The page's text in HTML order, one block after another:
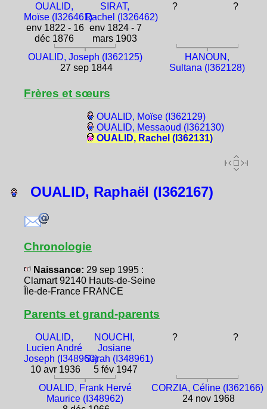
OUALID,
Moïse (I326461)
env 1822 - 16
déc 1876
SIRAT,
Rachel (I326462)
env 1824 - 7
mars 1903
? ?
OUALID, Joseph (I362125)
27 sep 1844
HANOUN,
Sultana (I362128)
Frères et sœurs
OUALID, Moïse (I362129)
OUALID, Messaoud (I362130)
OUALID, Rachel (I362131)
OUALID, Raphaël (I362167)
Chronologie
Naissance: 29 sep 1995 :
Clamart 92140 Hauts-de-Seine
Île-de-France FRANCE
Parents et grand-parents
OUALID,
Lucien André
Joseph (I348960)
10 avr 1936
NOUCHI,
Josiane
Sarah (I348961)
5 fév 1947
? ?
OUALID, Frank Hervé
Maurice (I348962)
CORZIA, Céline (I362166)
24 nov 1968